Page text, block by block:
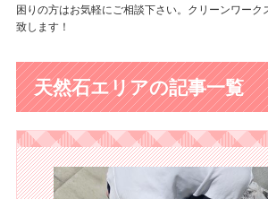
困りの方はお気軽にご相談下さい。クリーンワーク
致します！
天然石エリアの記事一覧